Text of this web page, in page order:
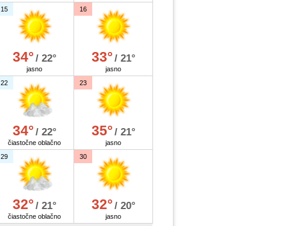
15
34°/ 22°
jasno
16
33°/ 21°
jasno
22
34°/ 22°
čiastočne oblačno
23
35°/ 21°
jasno
29
32°/ 21°
čiastočne oblačno
30
32°/ 20°
jasno